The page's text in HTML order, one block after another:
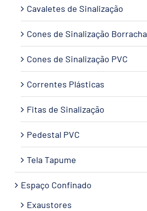
Cavaletes de Sinalização
Cones de Sinalização Borracha
Cones de Sinalização PVC
Correntes Plásticas
Fitas de Sinalização
Pedestal PVC
Tela Tapume
Espaço Confinado
Exaustores